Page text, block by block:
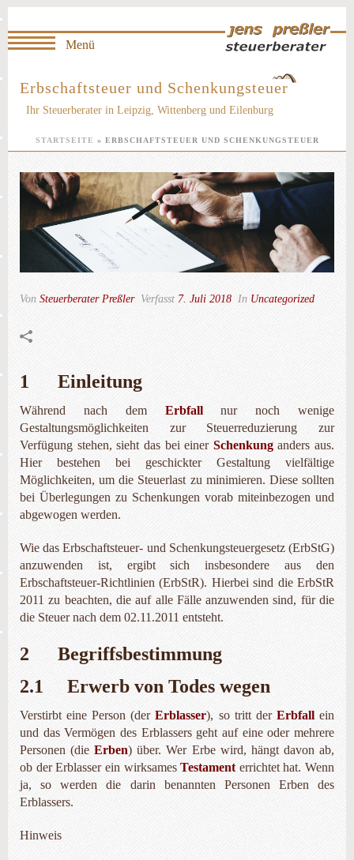
Erbschaftsteuer und Schenkungsteuer
Ihr Steuerberater in Leipzig, Wittenberg und Eilenburg
STARTSEITE » ERBSCHAFTSTEUER UND SCHENKUNGSTEUER
Von Steuerberater Preßler Verfasst 7. Juli 2018 In Uncategorized
1 Einleitung
Während nach dem Erbfallnur noch wenige
Gestaltungsmöglichkeiten zur Steuerreduzierung zur
Verfügung stehen, sieht das bei einer Schenkunganders aus.
Hier bestehen bei geschickter Gestaltung vielfältige
Möglichkeiten, um die Steuerlast zu minimieren. Diese sollten
bei Überlegungen zu Schenkungen vorab miteinbezogen und
abgewogen werden.
Wie das Erbschaftsteuer- und Schenkungsteuergesetz (ErbStG)
anzuwenden ist, ergibt sich insbesondere aus den
Erbschaftsteuer-Richtlinien (ErbStR). Hierbei sind die ErbStR
2011 zu beachten, die auf alle Fälle anzuwenden sind, für die
die Steuer nach dem 02.11.2011 entsteht.
2 Begriffsbestimmung
2.1 Erwerb von Todes wegen
Verstirbt eine Person (derErblasser), so tritt der Erbfallein
und das Vermögen des Erblassers geht auf eine oder mehrere
Personen (dieErben) über. Wer Erbe wird, hängt davon ab,
ob der Erblasser ein wirksamesTestament errichtet hat. Wenn
ja, so werden die darin benannten Personen Erben des
Erblassers.
Hinweis